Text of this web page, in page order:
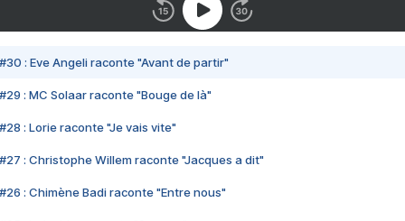
#30 : Eve Angeli raconte "Avant de partir"
#29 : MC Solaar raconte "Bouge de là"
#28 : Lorie raconte "Je vais vite"
#27 : Christophe Willem raconte "Jacques a dit"
#26 : Chimène Badi raconte "Entre nous"